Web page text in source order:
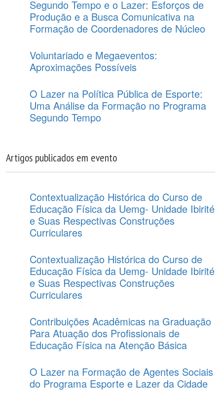
Segundo Tempo e o Lazer: Esforços de
Produção e a Busca Comunicativa na
Formação de Coordenadores de Núcleo
Voluntariado e Megaeventos:
Aproximações Possíveis
O Lazer na Política Pública de Esporte:
Uma Análise da Formação no Programa
Segundo Tempo
Artigos publicados em evento
Contextualização Histórica do Curso de
Educação Física da Uemg- Unidade Ibirité
e Suas Respectivas Construções
Curriculares
Contextualização Histórica do Curso de
Educação Física da Uemg- Unidade Ibirité
e Suas Respectivas Construções
Curriculares
Contribuições Acadêmicas na Graduação
Para Atuação dos Profissionais de
Educação Física na Atenção Básica
O Lazer na Formação de Agentes Sociais
do Programa Esporte e Lazer da Cidade